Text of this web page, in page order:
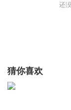
还
猜你喜欢